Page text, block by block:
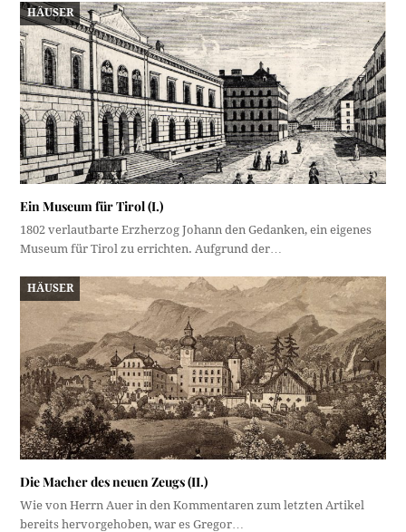
HÄUSER
Ein Museum für Tirol (I.)
1802 verlautbarte Erzherzog Johann den Gedanken, ein eigenes
Museum für Tirol zu errichten. Aufgrund der…
HÄUSER
Die Macher des neuen Zeugs (II.)
Wie von Herrn Auer in den Kommentaren zum letzten Artikel
bereits hervorgehoben, war es Gregor…